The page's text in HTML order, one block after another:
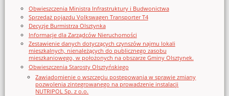
Obwieszczenia Ministra Infrastruktury i Budwonictwa
Sprzedaż pojazdu Volkswagen Transporter T4
Decyzje Burmistrza Olsztynka
Informacje dla Zarządców Nieruchomości
Zestawienie danych dotyczących czynszów najmu lokali
mieszkalnych, nienależących do publicznego zasobu
mieszkaniowego, w położonych na obszarze Gminy Olsztynek.
Obwieszczenia Starosty Olsztyńskiego
Zawiadomienie o wszczęciu postępowania w sprawie zmiany
pozwolenia zintegrowanego na prowadzenie instalacji
NUTRIPOL Sp. z o.o.